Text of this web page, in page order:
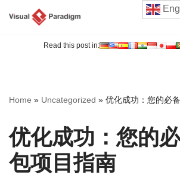
Read this post in:
Home » Uncategorized » 优化成功：您的必
优化成功：您的
包项目指南